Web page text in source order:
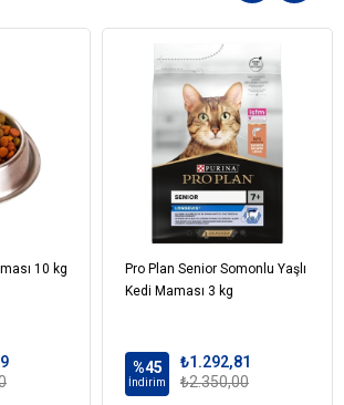
bariyer rolünü desteklemeye yardımcı
-Sağlıklı tüy büyümesi ve deri
olan, spesifik amino asitler ile
-Deri ve tüy sağlığı üzerindeki
Omega-3 ve Omega-6 yağ asitleri.
21 Günde Sağlıklı Parlak Bir Deri Ve
özel olarak kullanımı 21 gün sonra tüy
bir iyileşme sağlar* *Royal Canin
hayvanları proteinleri
10 kg
Pro Plan Senior Somonlu Yaşlı
Kedi Maması 3 kg
%45
İndirim
₺1.292,81
₺2.350,00